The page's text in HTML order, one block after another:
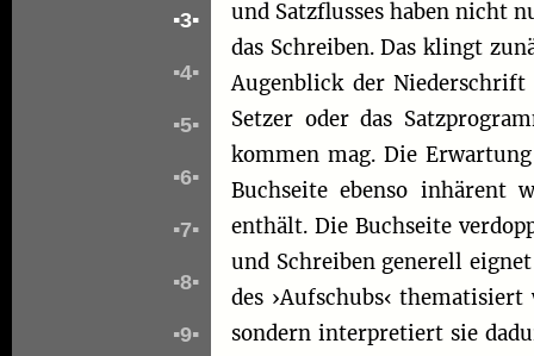
▪3▪
▪4▪
▪5▪
▪6▪
▪7▪
▪8▪
▪9▪
und Satzflusses haben nicht
das Schreiben. Das klingt
Augenblick der
Setzer oder das
kommen mag. Die
Buchseite ebenso inhärent
enthält. Die Buchseite
und Schreiben generell
des ›Aufschubs‹
sondern interpretiert sie